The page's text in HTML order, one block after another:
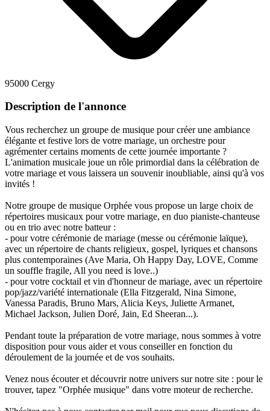
95000 Cergy
Description de l'annonce
Vous recherchez un groupe de musique pour créer une ambiance
élégante et festive lors de votre mariage, un orchestre pour
agrémenter certains moments de cette journée importante ?
L'animation musicale joue un rôle primordial dans la célébration de
votre mariage et vous laissera un souvenir inoubliable, ainsi qu'à vos
invités !
Notre groupe de musique Orphée vous propose un large choix de
répertoires musicaux pour votre mariage, en duo pianiste-chanteuse
ou en trio avec notre batteur :
- pour votre cérémonie de mariage (messe ou cérémonie laïque),
avec un répertoire de chants religieux, gospel, lyriques et chansons
plus contemporaines (Ave Maria, Oh Happy Day, LOVE, Comme
un souffle fragile, All you need is love..)
- pour votre cocktail et vin d'honneur de mariage, avec un répertoire
pop/jazz/variété internationale (Ella Fitzgerald, Nina Simone,
Vanessa Paradis, Bruno Mars, Alicia Keys, Juliette Armanet,
Michael Jackson, Julien Doré, Jain, Ed Sheeran...).
Pendant toute la préparation de votre mariage, nous sommes à votre
disposition pour vous aider et vous conseiller en fonction du
déroulement de la journée et de vos souhaits.
Venez nous écouter et découvrir notre univers sur notre site : pour le
trouver, tapez "Orphée musique" dans votre moteur de recherche.